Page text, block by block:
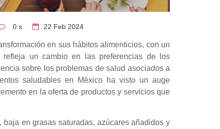
0 s 22 Feb 2024
en sus hábitos alimenticios, con un
un cambio en las preferencias de los
sobre los problemas de salud asociados a
saludables en México ha visto un auge
en la oferta de productos y servicios que
en grasas saturadas, azúcares añadidos y